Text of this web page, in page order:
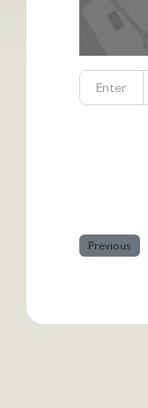
Enter your
Previous